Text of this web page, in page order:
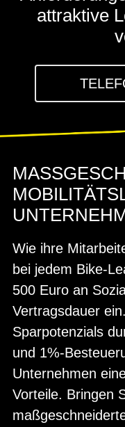
attraktive
Wie ihre
bei jedem Bike-
500 Euro an
Vertragsdauer
Sparpotenzials
und 1%-
Unternehmen
Vorteile. Bringen